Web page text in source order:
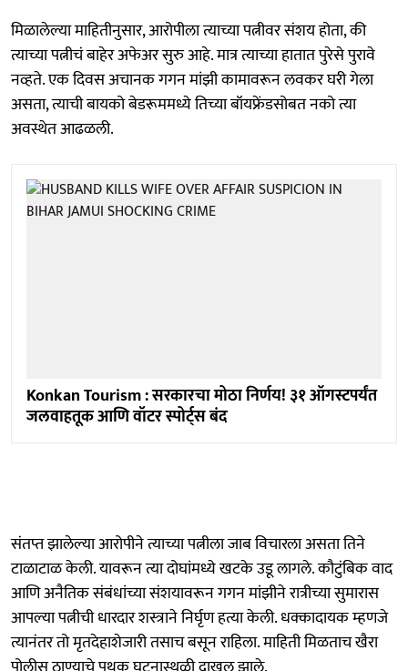
मिळालेल्या माहितीनुसार, आरोपीला त्याच्या पत्नीवर संशय होता, की
त्याच्या पत्नीचं बाहेर अफेअर सुरु आहे. मात्र त्याच्या हातात पुरेसे पुरावे
नव्हते. एक दिवस अचानक गगन मांझी कामावरून लवकर घरी गेला
असता, त्याची बायको बेडरूममध्ये तिच्या बॉयफ्रेंडसोबत नको त्या
अवस्थेत आढळली.
Konkan Tourism : सरकारचा मोठा निर्णय! ३१ ऑगस्टपर्यंत
जलवाहतूक आणि वॉटर स्पोर्ट्स बंद
संतप्त झालेल्या आरोपीने त्याच्या पत्नीला जाब विचारला असता तिने
टाळाटाळ केली. यावरून त्या दोघांमध्ये खटके उडू लागले. कौटुंबिक वाद
आणि अनैतिक संबंधांच्या संशयावरून गगन मांझीने रात्रीच्या सुमारास
आपल्या पत्नीची धारदार शस्त्राने निर्घृण हत्या केली. धक्कादायक म्हणजे
त्यानंतर तो मृतदेहाशेजारी तसाच बसून राहिला. माहिती मिळताच खैरा